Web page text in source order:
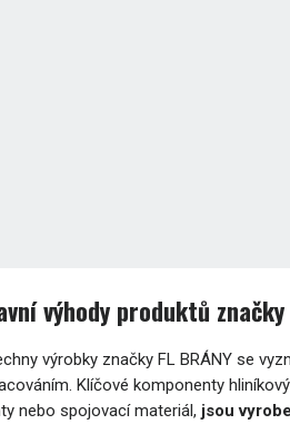
výhody produktů značky
výrobky značky FL BRÁNY se
Klíčové komponenty
nebo spojovací materiál, jsou